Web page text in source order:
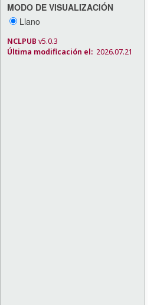
MODO DE VISUALIZACIÓN
Llano
NCLPUB v5.0.3
Última modificación el: 2026.07.21